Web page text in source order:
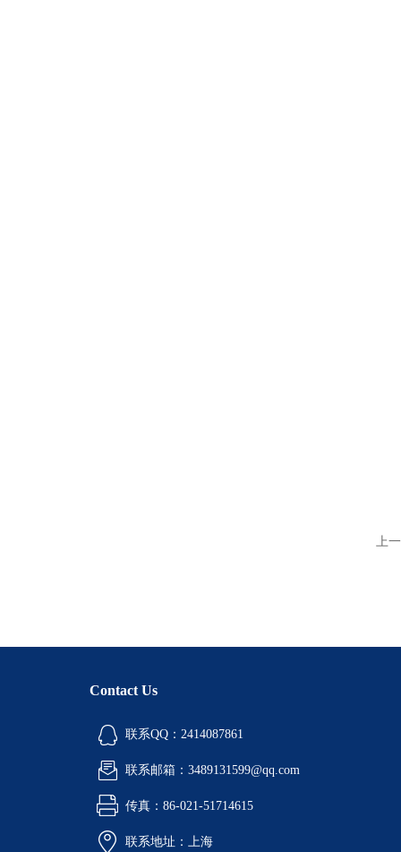
上
Contact Us
联系QQ：2414087861
联系邮箱：3489131599@qq.com
传真：86-021-51714615
联系地址：上海